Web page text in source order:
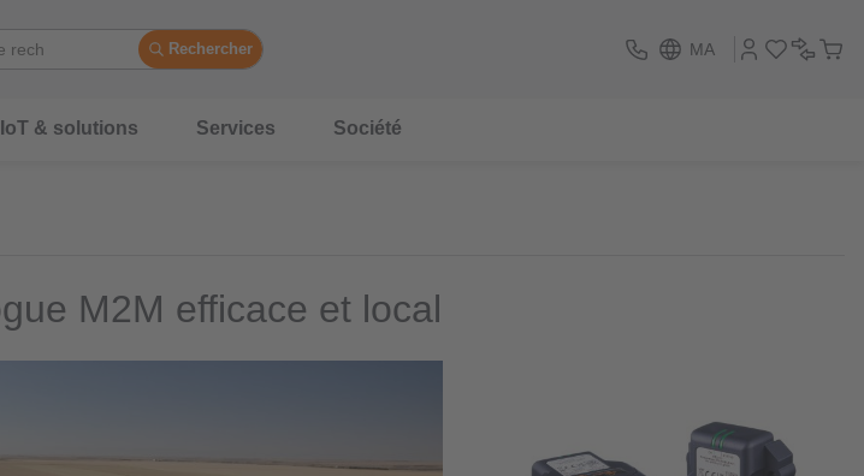
Rechercher MA
IIoT & solutions Services Société
M2M efficace et local